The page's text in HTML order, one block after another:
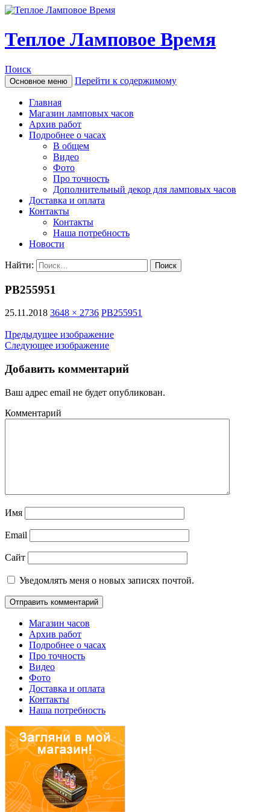
Теплое Ламповое Время
Поиск
Основное меню Перейти к содержимому
Главная
Магазин ламповых часов
Архив работ
Подробнее о часах
В общем
Видео
Фото
Про точность
Дополнительный декор для ламповых часов
Доставка и оплата
Контакты
Контакты
Наша потребность
Новости
Найти:
PB255951
25.11.2018 3648 × 2736 PB255951
Предыдущее изображение
Следующее изображение
Добавить комментарий
Ваш адрес email не будет опубликован.
Комментарий
Имя
Email
Сайт
Уведомлять меня о новых записях почтой.
Магазин часов
Архив работ
Подробнее о часах
Про точность
Видео
Фото
Доставка и оплата
Контакты
Наша потребность